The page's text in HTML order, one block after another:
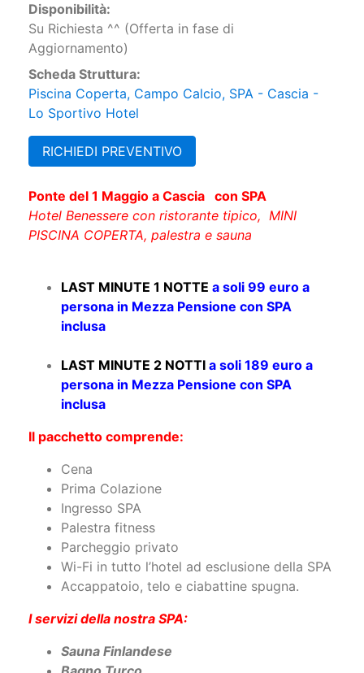
Disponibilità:
Su Richiesta ^^ (Offerta in fase di
Aggiornamento)
Scheda Struttura:
Piscina Coperta, Campo Calcio, SPA - Cascia -
Lo Sportivo Hotel
RICHIEDI PREVENTIVO
Ponte del 1 Maggio a Cascia con SPA
Hotel Benessere con ristorante tipico, MINI
PISCINA COPERTA, palestra e sauna
LAST MINUTE 1 NOTTE a soli 99 euro a
persona in Mezza Pensione con SPA
inclusa
LAST MINUTE 2 NOTTI a soli 189 euro a
persona in Mezza Pensione con SPA
inclusa
Il pacchetto comprende:
Cena
Prima Colazione
Ingresso SPA
Palestra fitness
Parcheggio privato
Wi-Fi in tutto l’hotel ad esclusione della SPA
Accappatoio, telo e ciabattine spugna.
I servizi della nostra SPA:
Sauna Finlandese